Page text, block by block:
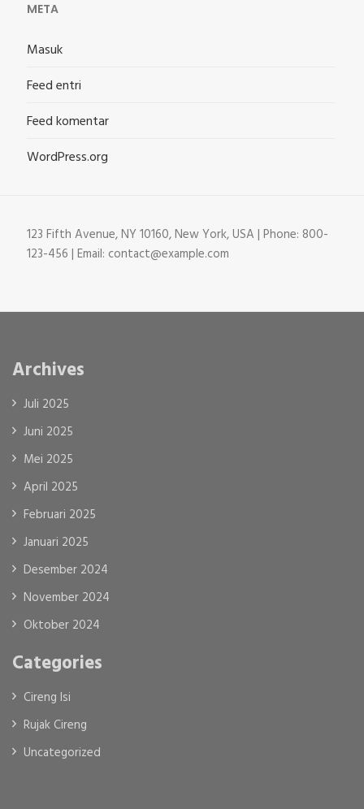
META
Masuk
Feed entri
Feed komentar
WordPress.org
123 Fifth Avenue, NY 10160, New York, USA | Phone: 800-
123-456 | Email: contact@example.com
Archives
Juli 2025
Juni 2025
Mei 2025
April 2025
Februari 2025
Januari 2025
Desember 2024
November 2024
Oktober 2024
Categories
Cireng Isi
Rujak Cireng
Uncategorized